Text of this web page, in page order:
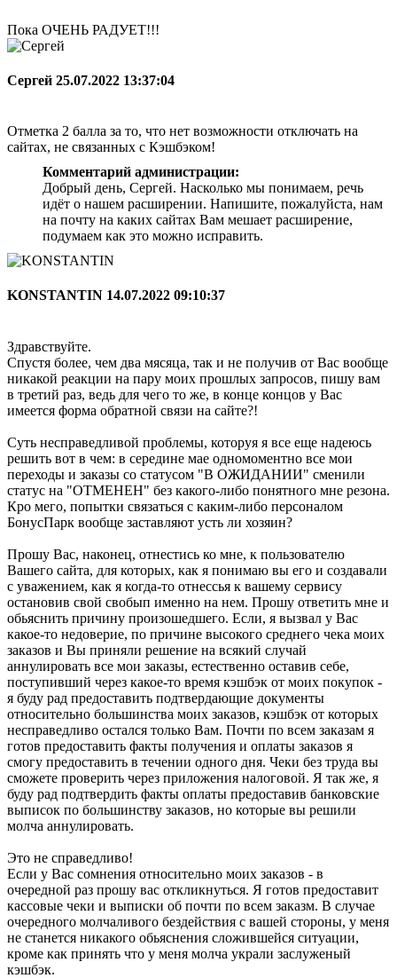
Пока ОЧЕНЬ РАДУЕТ!!!
Сергей 25.07.2022 13:37:04
Отметка 2 балла за то, что нет возможности отключать на
сайтах, не связанных с Кэшбэком!
Комментарий администрации:
Добрый день, Сергей. Насколько мы понимаем, речь
идёт о нашем расширении. Напишите, пожалуйста, нам
на почту на каких сайтах Вам мешает расширение,
подумаем как это можно исправить.
KONSTANTIN 14.07.2022 09:10:37
Здравствуйте.
Спустя более, чем два мясяца, так и не получив от Вас вообще
никакой реакции на пару моих прошлых запросов, пишу вам
в третий раз, ведь для чего то же, в конце концов у Вас
имеется форма обратной связи на сайте?!
Суть несправедливой проблемы, которуя я все еще надеюсь
решить вот в чем: в середине мае одномоментно все мои
переходы и заказы со статусом "В ОЖИДАНИИ" сменили
статус на "ОТМЕНЕН" без какого-либо понятного мне резона.
Кро мего, попытки связаться с каким-либо персоналом
БонусПарк вообще заставляют усть ли хозяин?
Прошу Вас, наконец, отнестись ко мне, к пользователю
Вашего сайта, для которых, как я понимаю вы его и создавали
с уважением, как я когда-то отнессья к вашему сервису
остановив свой свобып именно на нем. Прошу ответить мне и
обьяснить причину произошедшего. Если, я вызвал у Вас
какое-то недоверие, по причине высокого среднего чека моих
заказов и Вы приняли решение на всякий случай
аннулировать все мои заказы, естественно оставив себе,
поступивший через какое-то время кэшбэк от моих покупок -
я буду рад предоставить подтвердающие документы
относительно большинства моих заказов, кэшбэк от которых
несправедливо остался только Вам. Почти по всем заказам я
готов предоставить факты получения и оплаты заказов я
смогу предоставить в течении одного дня. Чеки без труда вы
сможете проверить через приложения налоговой. Я так же, я
буду рад подтвердить факты оплаты предоставив банковские
выписок по большинству заказов, но которые вы решили
молча аннулировать.
Это не справедливо!
Если у Вас сомнения относительно моих заказов - в
очередной раз прошу вас откликнуться. Я готов предоставит
кассовые чеки и выписки об почти по всем заказм. В случае
очередного молчаливого бездействия с вашей стороны, у меня
не станется никакого обьяснения сложившейся ситуации,
кроме как принять что у меня молча украли заслуженый
кэшбэк.